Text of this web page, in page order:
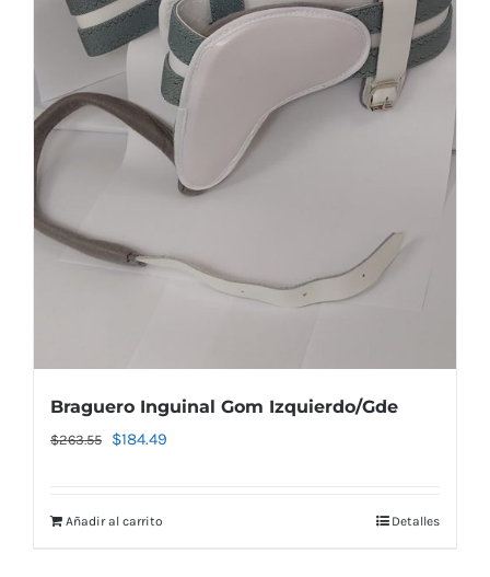
Braguero Inguinal Gom Izquierdo/Gde
$263.55
El
era:
$184.49
Añadir al carrito Detalles